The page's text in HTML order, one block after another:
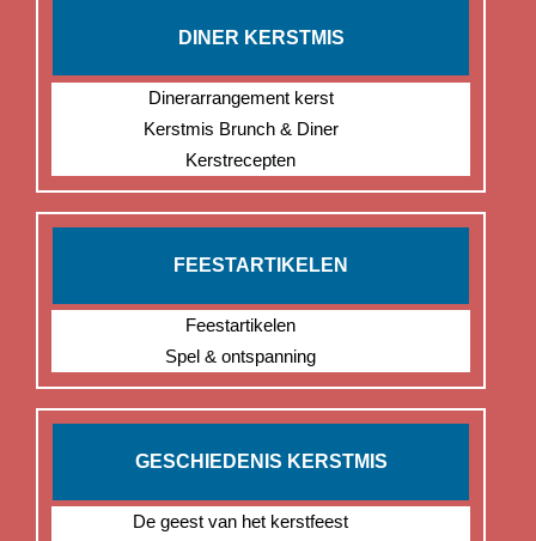
DINER KERSTMIS
Dinerarrangement kerst
Kerstmis Brunch & Diner
Kerstrecepten
FEESTARTIKELEN
Feestartikelen
Spel & ontspanning
GESCHIEDENIS KERSTMIS
De geest van het kerstfeest